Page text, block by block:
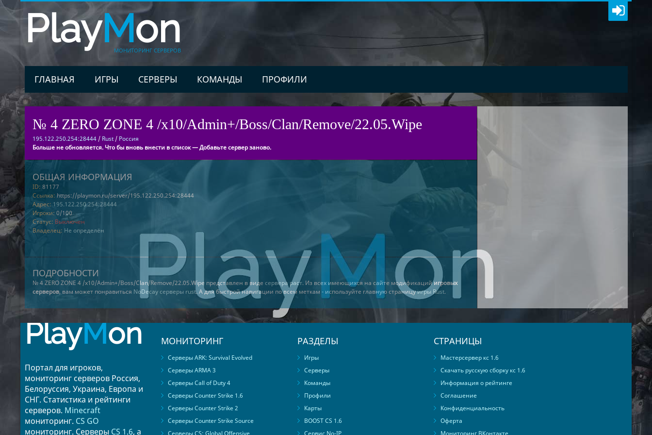
PlayMon
МОНИТОРИНГ СЕРВЕРОВ
ГЛАВНАЯ ИГРЫ СЕРВЕРЫ КОМАНДЫ ПРОФИЛИ
№ 4 ZERO ZONE 4 /x10/Admin+/Boss/Clan/Remove/22.05.Wipe
195.122.250.254:28444/ Rust/ Россия
Больше не обновляется. Что бы вновь внести в список — Добавьте сервер заново.
ОБЩАЯ ИНФОРМАЦИЯ
ID: 81177
Ссылка: https://playmon.ru/server/195.122.250.254:28444
Адрес: 195.122.250.254:28444
Игроки: 0/100
Статус: Выключен
Владелец: Не определён
ПОДРОБНОСТИ
№ 4 ZERO ZONE 4 /x10/Admin+/Boss/Clan/Remove/22.05.Wipe представлен в виде сервера раст. Из всех имеющихся на сайте модификацийигровых
серверов, вам может понравиться NoDecay серверы rust. А для быстрой навигации по всем меткам - используйте главную страницуигры Rust.
PlayMon
Портал для игроков,
мониторинг серверов Россия,
Белоруссия, Украина, Европа и
СНГ. Статистика и рейтинги
серверов. Minecraft
мониторинг. CS GO
мониторинг. Серверы CS 1.6, а
МОНИТОРИНГ
Серверы ARK: Survival Evolved
Серверы ARMA 3
Серверы Call of Duty 4
Серверы Counter Strike 1.6
Серверы Counter Strike 2
Серверы Counter Strike Source
Серверы CS: Global Offensive
РАЗДЕЛЫ
Игры
Серверы
Команды
Профили
Карты
BOOST CS 1.6
Сервис No-IP
СТРАНИЦЫ
Мастерсервер кс 1.6
Скачать русскую сборку кс 1.6
Информация о рейтинге
Соглашение
Конфиденциальность
Оферта
Мониторинг ВКонтакте